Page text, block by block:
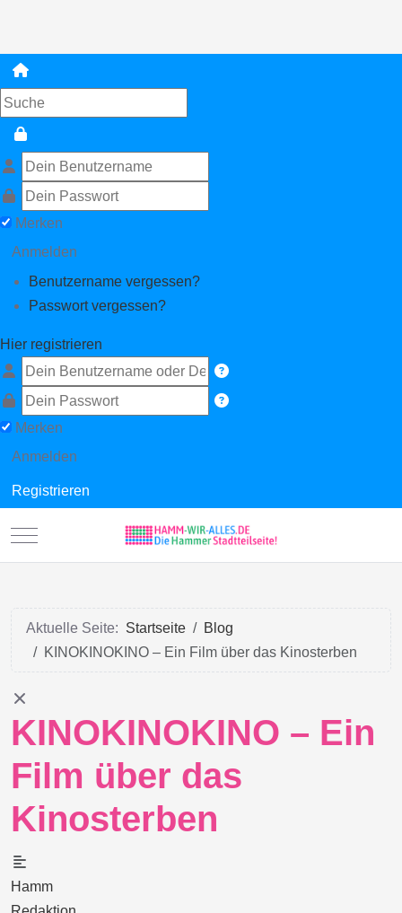
Merken
Anmelden
Benutzername vergessen?
Passwort vergessen?
Hier registrieren
Merken
Anmelden
Registrieren
Mobile Menu Toggle
Aktuelle Seite: Startseite
Blog
KINOKINOKINO – Ein Film über das Kinosterben
KINOKINOKINO – Ein
Film über das
Kinosterben
Hamm